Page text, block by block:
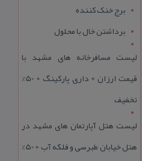
برج خنک کننده
برداشتن خال با محلول
لیست مسافرخانه های مشهد با
قیمت ارزان + داری پارکینگ + 50%
تخفیف
لیست هتل آپارتمان های مشهد در
هتل خیابان طبرسی و فلکه آب + 50%